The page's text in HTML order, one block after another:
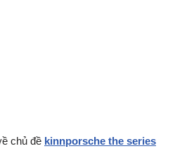
chủ đề kinnporsche the series